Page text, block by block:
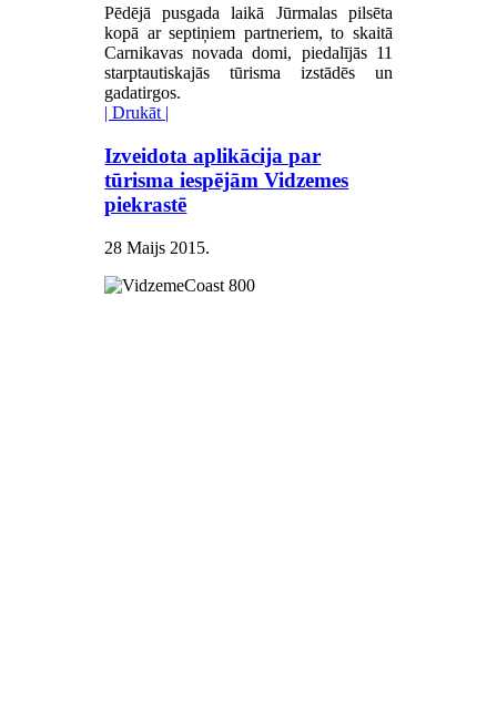
Pēdējā pusgada laikā Jūrmalas pilsēta
kopā ar septiņiem partneriem, to skaitā
Carnikavas novada domi, piedalījās 11
starptautiskajās tūrisma izstādēs un
gadatirgos.
| Drukāt |
Izveidota aplikācija par
tūrisma iespējām Vidzemes
piekrastē
28 Maijs 2015.